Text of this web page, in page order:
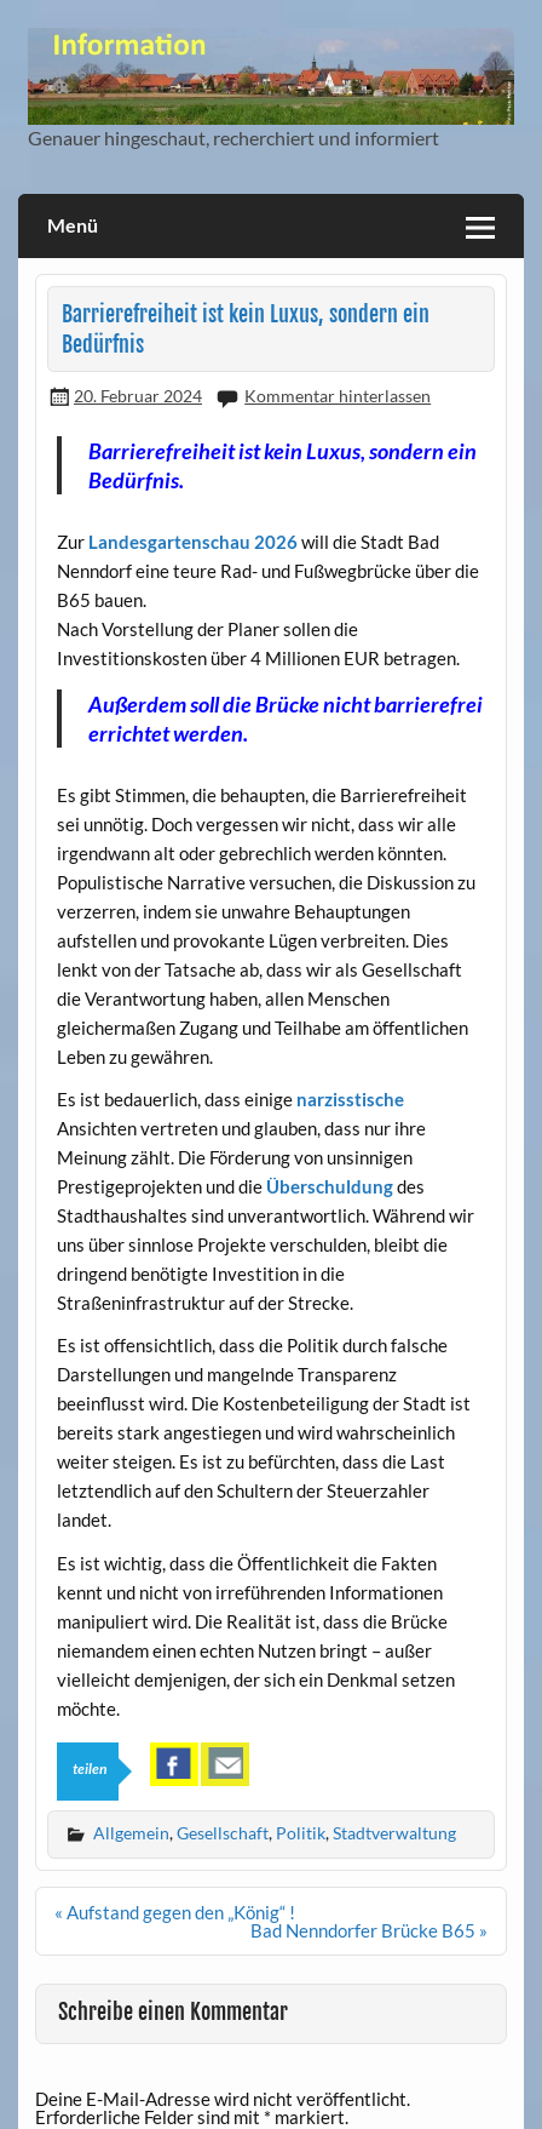
Mitbürger Information und Blog
Genauer hingeschaut, recherchiert und informiert
Menü
Barrierefreiheit ist kein Luxus, sondern ein
Bedürfnis
20. Februar 2024 Kommentar hinterlassen
Barrierefreiheit ist kein Luxus, sondern ein
Bedürfnis.
Zur Landesgartenschau 2026will die Stadt Bad
Nenndorf eine teure Rad- und Fußwegbrücke über die
B65 bauen.
Nach Vorstellung der Planer sollen die
Investitionskosten über 4 Millionen EUR betragen.
Außerdem soll die Brücke nicht barrierefrei
errichtet werden.
Es gibt Stimmen, die behaupten, die Barrierefreiheit
sei unnötig. Doch vergessen wir nicht, dass wir alle
irgendwann alt oder gebrechlich werden könnten.
Populistische Narrative versuchen, die Diskussion zu
verzerren, indem sie unwahre Behauptungen
aufstellen und provokante Lügen verbreiten. Dies
lenkt von der Tatsache ab, dass wir als Gesellschaft
die Verantwortung haben, allen Menschen
gleichermaßen Zugang und Teilhabe am öffentlichen
Leben zu gewähren.
Es ist bedauerlich, dass einige narzisstische
Ansichten vertreten und glauben, dass nur ihre
Meinung zählt. Die Förderung von unsinnigen
Prestigeprojekten und die Überschuldungdes
Stadthaushaltes sind unverantwortlich. Während wir
uns über sinnlose Projekte verschulden, bleibt die
dringend benötigte Investition in die
Straßeninfrastruktur auf der Strecke.
Es ist offensichtlich, dass die Politik durch falsche
Darstellungen und mangelnde Transparenz
beeinflusst wird. Die Kostenbeteiligung der Stadt ist
bereits stark angestiegen und wird wahrscheinlich
weiter steigen. Es ist zu befürchten, dass die Last
letztendlich auf den Schultern der Steuerzahler
landet.
Es ist wichtig, dass die Öffentlichkeit die Fakten
kennt und nicht von irreführenden Informationen
manipuliert wird. Die Realität ist, dass die Brücke
niemandem einen echten Nutzen bringt – außer
vielleicht demjenigen, der sich ein Denkmal setzen
möchte.
teilen
Allgemein,Gesellschaft, Politik,Stadtverwaltung
Beitrags-
« Aufstand gegen den „König“ !
Bad Nenndorfer Brücke B65 »
Schreibe einen Kommentar
Deine E-Mail-Adresse wird nicht veröffentlicht.
Erforderliche Felder sind mit * markiert.